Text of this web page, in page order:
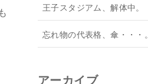
王子スタジアム、解体中。
忘れ物の代表格、傘・・・。
アーカイブ